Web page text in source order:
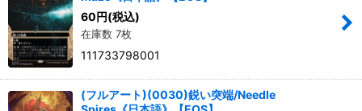
60円(税込)
在庫数 7枚
111733798001
(フルアート)(0030)鋭い突端/Needle